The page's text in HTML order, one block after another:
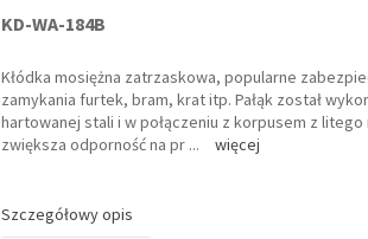
KD-WA-184B
Kłódka mosiężna zatrzaskowa, popularne
zamykania furtek, bram, krat itp. Pałąk został
hartowanej stali i w połączeniu z korpusem z litego
zwiększa odporność na pr ... więcej
Szczegółowy opis